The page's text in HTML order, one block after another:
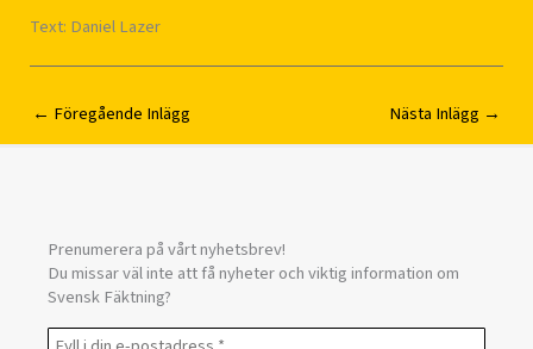
Text: Daniel Lazer
← Föregående Inlägg Nästa Inlägg →
Prenumerera på vårt nyhetsbrev!
Du missar väl inte att få nyheter och viktig information om
Svensk Fäktning?